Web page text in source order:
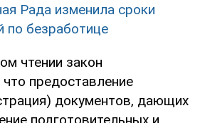
Рада изменила сроки
по безработице
чтении закон
предоставление
документов, дающих
подготовительных и